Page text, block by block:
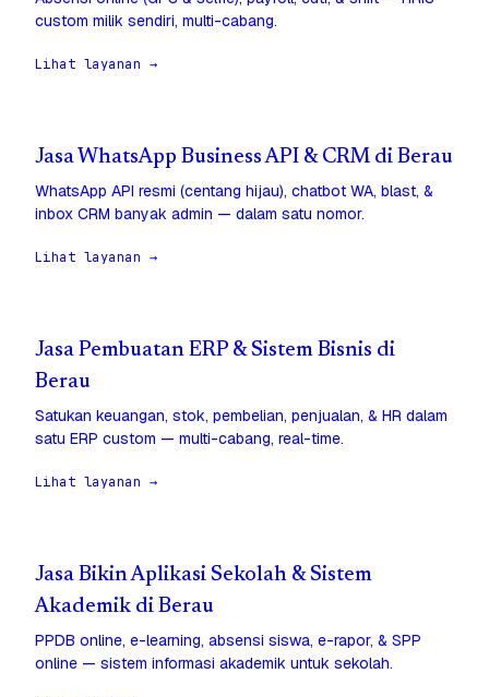
custom milik sendiri, multi-cabang.
Lihat layanan →
Jasa WhatsApp Business API & CRM di Berau
WhatsApp API resmi (centang hijau), chatbot WA, blast, &
inbox CRM banyak admin — dalam satu nomor.
Lihat layanan →
Jasa Pembuatan ERP & Sistem Bisnis di
Berau
Satukan keuangan, stok, pembelian, penjualan, & HR dalam
satu ERP custom — multi-cabang, real-time.
Lihat layanan →
Jasa Bikin Aplikasi Sekolah & Sistem
Akademik di Berau
PPDB online, e-learning, absensi siswa, e-rapor, & SPP
online — sistem informasi akademik untuk sekolah.